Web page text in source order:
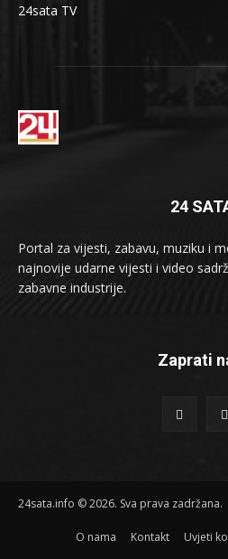
24sata TV
24
Portal za vijesti, zabavu, muziku i
najnovije udarne vijesti i video
zabavne industrije.
Zaprati
24sata.info © 2026. Sva prava zadržana.
O nama Kontakt Uvjeti